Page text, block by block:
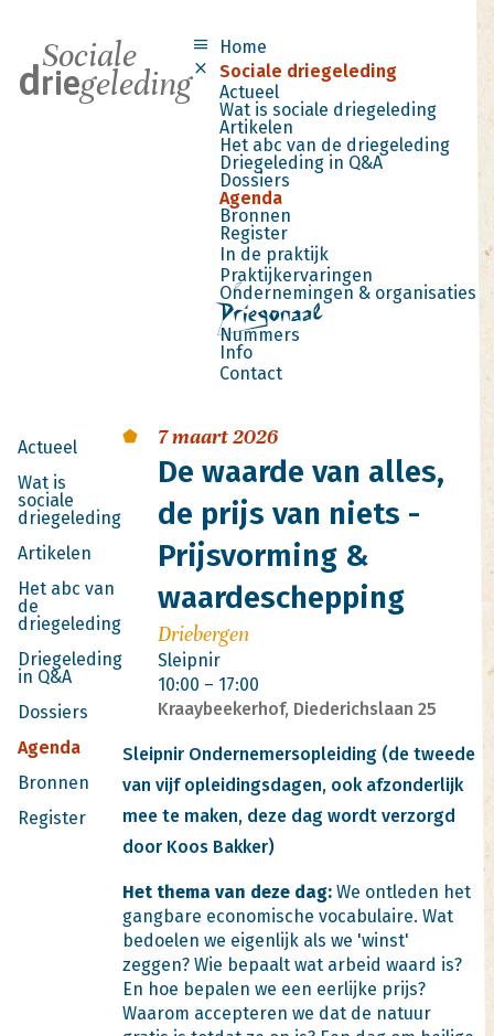
Sociale
driegeleding
Menu
menu
close
Home
Sociale driegeleding
Actueel
Wat is sociale driegeleding
Artikelen
Het abc van de driegeleding
Driegeleding in Q&A
Dossiers
Agenda
Bronnen
Register
In de praktijk
Praktijkervaringen
Ondernemingen & organisaties
Nummers
Info
Contact
Actueel
Wat is
sociale
driegeleding
Artikelen
Het abc van
de
driegeleding
Driegeleding
in Q&A
Dossiers
Agenda
Bronnen
Register
7 maart 2026
De waarde van alles,
de prijs van niets -
Prijsvorming &
waardeschepping
Driebergen
Sleipnir
10:00 – 17:00
Kraaybeekerhof, Diederichslaan 25
Sleipnir Ondernemersopleiding (de tweede
van vijf opleidingsdagen, ook afzonderlijk
mee te maken, deze dag wordt verzorgd
door Koos Bakker)
Het thema van deze dag: We ontleden het
gangbare economische vocabulaire. Wat
bedoelen we eigenlijk als we 'winst'
zeggen? Wie bepaalt wat arbeid waard is?
En hoe bepalen we een eerlijke prijs?
Waarom accepteren we dat de natuur